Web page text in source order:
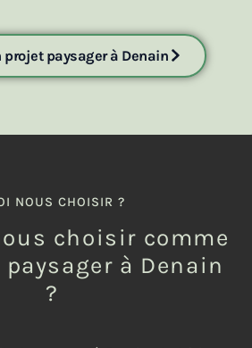
projet paysager à Denain
NOUS CHOISIR ?
choisir comme
à Denain
?